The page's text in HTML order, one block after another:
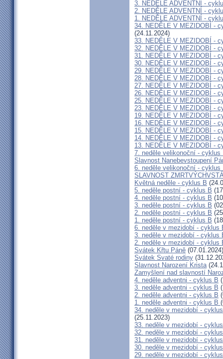
3. NEDĚLE ADVENTNÍ -
2. NEDĚLE ADVENTNÍ -
1. NEDĚLE ADVENTNÍ -
34. NEDĚLE V MEZIDOBÍ -
(24.11.2024)
33. NEDĚLE V MEZIDOBÍ -
32. NEDĚLE V MEZIDOBÍ -
31. NEDĚLE V MEZIDOBÍ -
30. NEDĚLE V MEZIDOBÍ -
29. NEDĚLE V MEZIDOBÍ -
28. NEDĚLE V MEZIDOBÍ -
27. NEDĚLE V MEZIDOBÍ -
26. NEDĚLE V MEZIDOBÍ -
25. NEDĚLE V MEZIDOBÍ -
23. NEDĚLE V MEZIDOBÍ -
19. NEDĚLE V MEZIDOBÍ -
16. NEDĚLE V MEZIDOBÍ -
15. NEDĚLE V MEZIDOBÍ -
14. NEDĚLE V MEZIDOBÍ -
13. NEDĚLE V MEZIDOBÍ -
7. neděle velikonoční - cyklus
Slavnost Nanebevstoupení
6. neděle velikonoční - cyklus
SLAVNOST
Květná neděle - cyklus B
5. neděle postní - cyklus B
4. neděle postní - cyklus B
3. neděle postní - cyklus B
2. neděle postní - cyklus B
1. neděle postní - cyklus B
6. neděle v mezidobí - cyklus
3. neděle v mezidobí - cyklus
2. neděle v mezidobí - cyklus
Svátek Křtu Páně (07.01.2024)
Svátek Svaté rodiny
Slavnost Narození Krista
Zamyšlení nad slavností
4. neděle adventni - cyklus B
3. neděle adventni - cyklus B
2. neděle adventni - cyklus B
1. neděle adventni - cyklus B
34. neděle v mezidobí -
(25.11.2023)
33. neděle v mezidobí -
32. neděle v mezidobí -
31. neděle v mezidobí -
30. neděle v mezidobí -
29. neděle v mezidobí -